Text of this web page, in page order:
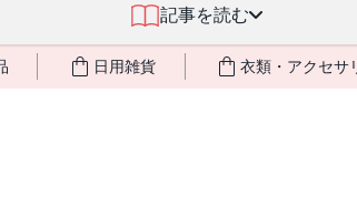
記事を読む
日用雑貨 衣類・アクセサ